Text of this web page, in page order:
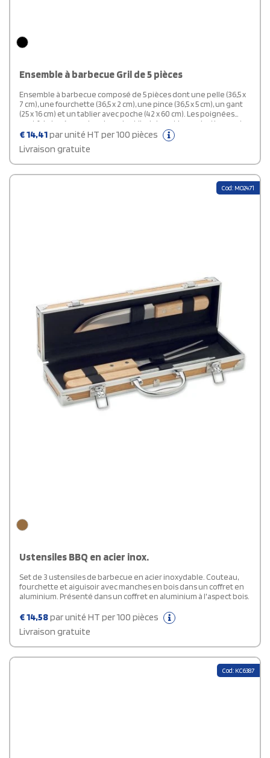
Ensemble à barbecue Gril de 5 pièces
Ensemble à barbecue composé de 5 pièces dont une pelle (36,5 x
7 cm), une fourchette (36,5 x 2 cm), une pince (36,5 x 5 cm), un gant
(25 x 16 cm) et un tablier avec poche (42 x 60 cm). Les poignées
sont fabriquées en bambou dont l'origine et la production sont
conformes aux normes de durabilité.
€14,41par unité HT per 100 pièces
Livraison gratuite
Cod: MO2471
Ustensiles BBQ en acier inox.
Set de 3 ustensiles de barbecue en acier inoxydable. Couteau,
fourchette et aiguisoir avec manches en bois dans un coffret en
aluminium. Présenté dans un coffret en aluminium à l'aspect bois.
€14,58par unité HT per 100 pièces
Livraison gratuite
Cod: KC6387